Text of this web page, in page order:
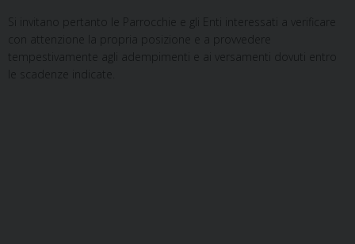
Si invitano pertanto le Parrocchie e gli Enti interessati a verificare
con attenzione la propria posizione e a provvedere
tempestivamente agli adempimenti e ai versamenti dovuti entro
le scadenze indicate.